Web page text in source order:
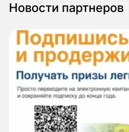
Новости партнеров